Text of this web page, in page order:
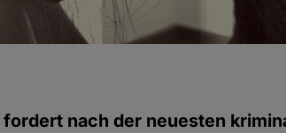
fordert nach der neuesten